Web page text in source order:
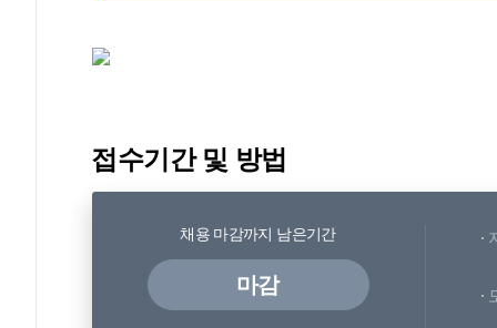
접수기간 및 방법
채용 마감까지 남은기간
마감